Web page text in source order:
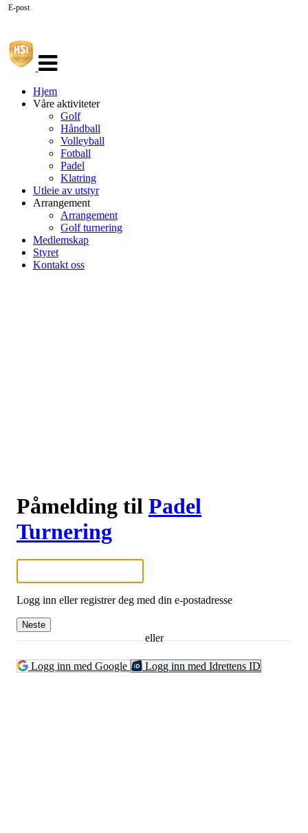
navigasjon
Hjem
Våre aktiviteter
Golf
Håndball
Volleyball
Fotball
Padel
Klatring
Utleie av utstyr
Arrangement
Arrangement
Golf turnering
Medlemskap
Styret
Kontakt oss
Påmelding til Padel
Turnering
E-post
Logg inn eller registrer deg med din e-postadresse
Neste
eller
Logg inn med Google Logg inn med Idrettens ID